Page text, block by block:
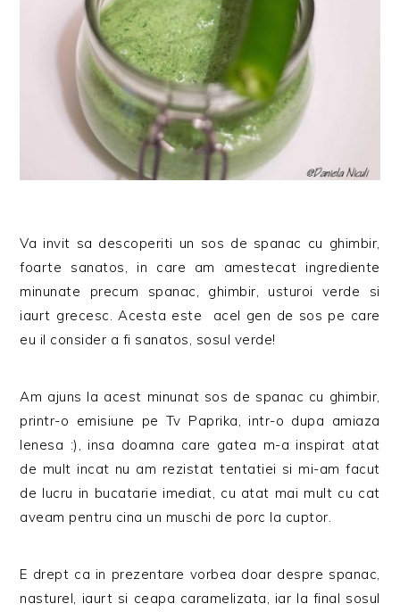
Va invit sa descoperiti un sos de spanac cu ghimbir,
foarte sanatos, in care am amestecat ingrediente
minunate precum spanac, ghimbir, usturoi verde si
iaurt grecesc. Acesta este acel gen de sos pe care
eu il consider a fi sanatos, sosul verde!
Am ajuns la acest minunat sos de spanac cu ghimbir,
printr-o emisiune pe Tv Paprika, intr-o dupa amiaza
lenesa :), insa doamna care gatea m-a inspirat atat
de mult incat nu am rezistat tentatiei si mi-am facut
de lucru in bucatarie imediat, cu atat mai mult cu cat
aveam pentru cina un muschi de porc la cuptor.
E drept ca in prezentare vorbea doar despre spanac,
nasturel, iaurt si ceapa caramelizata, iar la final sosul